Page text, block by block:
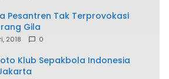
Pesantren Tak Terprovokasi
Gila
2018 0
Klub Sepakbola Indonesia